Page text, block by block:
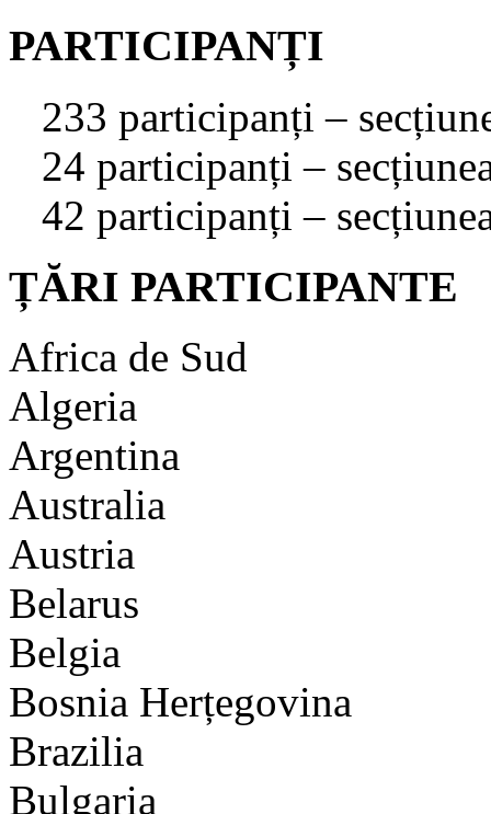
PARTICIPANȚI
233 participanți –
24 participanți –
42 participanți –
ȚĂRI PARTICIPANTE
Africa de Sud
Algeria
Argentina
Australia
Austria
Belarus
Belgia
Bosnia Herțegovina
Brazilia
Bulgaria